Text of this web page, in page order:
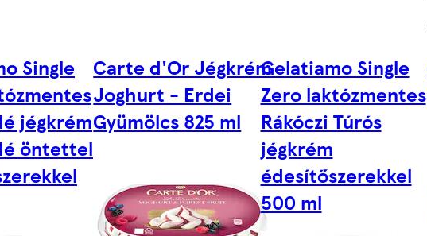
Single
jégkrém
öntettel,
Carte d'Or Jégkrém
Joghurt - Erdei
Gyümölcs 825 ml
Gelatiamo Single
Zero laktózmentes
Rákóczi Túrós
jégkrém
édesítőszerekkel
500 ml